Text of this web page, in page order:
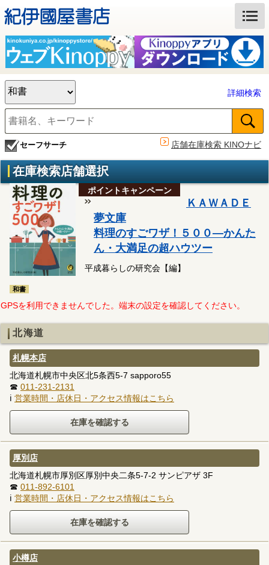
詳細検索
セーフサーチ 店舗在庫検索 KINOナビ
在庫検索店舗選択
和書
ポイントキャンペーン
ＫＡＷＡＤＥ
夢文庫
料理のすごワザ！５００―かんた
ん・大満足の超ハウツー
平成暮らしの研究会【編】
GPSを利用できませんでした。端末の設定を確認してください。
北海道
札幌本店
北海道札幌市中央区北5条西5-7 sapporo55
☎ 011-231-2131
ℹ 営業時間・店休日・アクセス情報はこちら
厚別店
北海道札幌市厚別区厚別中央二条5-7-2 サンピアザ 3F
☎ 011-892-6101
ℹ 営業時間・店休日・アクセス情報はこちら
小樽店